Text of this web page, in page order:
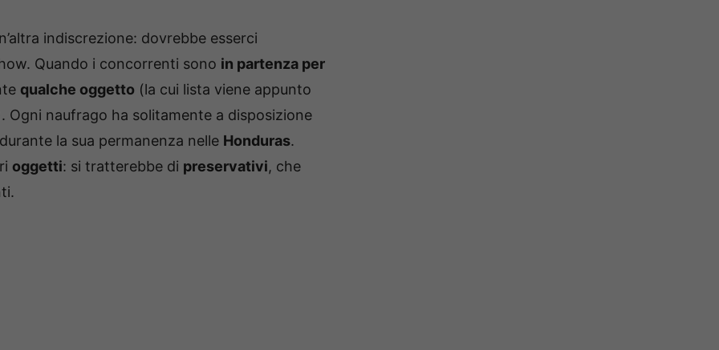
indiscrezione: dovrebbe esserci
Quando i concorrenti sono in partenza per
qualche oggetto (la cui lista viene appunto
Ogni naufrago ha solitamente a disposizione
la sua permanenza nelle Honduras.
oggetti: si tratterebbe di preservativi, che